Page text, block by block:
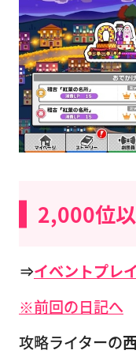
2,000位
⇒イベントプレ
※前回の日記へ
攻略ライターの